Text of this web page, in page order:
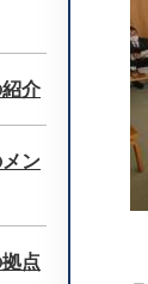
介
ン
点